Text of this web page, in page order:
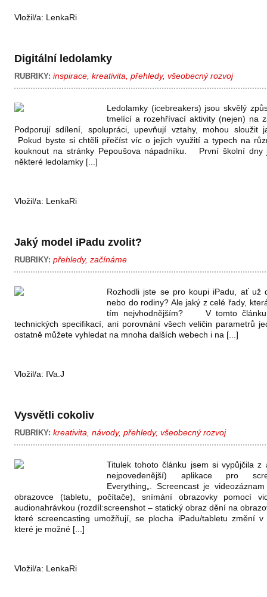
Vložil/a: LenkaRi
Digitální ledolamky
RUBRIKY: inspirace kreativita přehledy, všeobecný rozvoj
Ledolamky (icebreakers) jsou skvělý
tmelící a rozehřívací aktivity (nejen) na
Podporují sdílení, spolupráci, upevňují vztahy, mohou sloužit
Pokud byste si chtěli přečíst víc o jejich využití a typech na
kouknout na stránky Pepoušova nápadníku. První školní dny
některé ledolamky [...]
Vložil/a: LenkaRi
Jaký model iPadu zvolit?
RUBRIKY: přehledy, začínáme
Rozhodli jste se pro koupi iPadu, ať už
nebo do rodiny? Ale jaký z celé řady,
tím nejvhodnějším? V tomto článku
technických specifikací, ani porovnání všech veličin parametrů
ostatně můžete vyhledat na mnoha dalších webech i na [...]
Vložil/a: IVa.J
Vysvětli cokoliv
RUBRIKY: kreativita návody, přehledy, všeobecný rozvoj
Titulek tohoto článku jsem si vypůjčila z
nejpovedenější) aplikace pro
Everything„. Screencast je
obrazovce (tabletu, počítače), snímání obrazovky pomocí
audionahrávkou (rozdíl:screenshot – statický obraz dění na
které screencasting umožňují, se plocha iPadu/tabletu změní
které je možné [...]
Vložil/a: LenkaRi